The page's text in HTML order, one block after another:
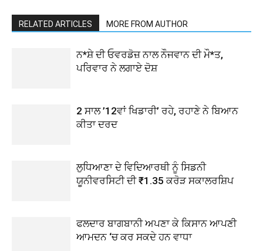
RELATED ARTICLES MORE FROM AUTHOR
ਨ*ਸ਼ੇ ਦੀ ਓਵਰਡੋਜ਼ ਨਾਲ ਨੌਜਵਾਨ ਦੀ ਮੌ*ਤ,
ਪਰਿਵਾਰ ਨੇ ਲਗਾਏ ਦੋਸ਼
2 ਸਾਲ ’12ਵਾਂ ਖਿਡਾਰੀ’ ਰਹੇ, ਰਹਾਣੇ ਨੇ ਬਿਆਨ
ਕੀਤਾ ਦਰਦ
ਲੁਧਿਆਣਾ ਦੇ ਵਿਦਿਆਰਥੀ ਨੂੰ ਸਿਡਨੀ
ਯੂਨੀਵਰਸਿਟੀ ਦੀ ₹1.35 ਕਰੋੜ ਸਕਾਲਰਸ਼ਿਪ
ਫਲਦਾਰ ਬਾਗਬਾਨੀ ਅਪਣਾ ਕੇ ਕਿਸਾਨ ਆਪਣੀ
ਆਮਦਨ ‘ਚ ਕਰ ਸਕਦੇ ਹਨ ਵਾਧਾ